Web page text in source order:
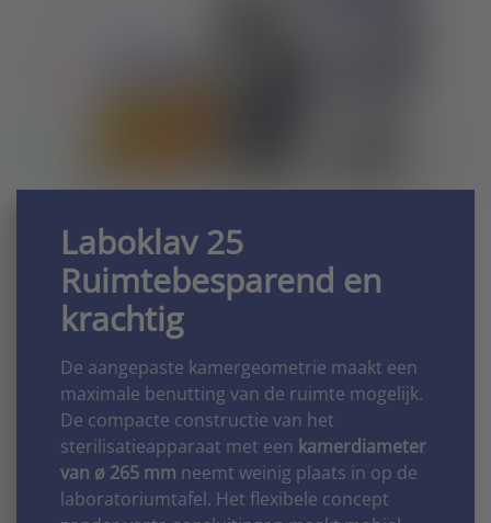
Laboklav 25
Ruimtebesparend en
krachtig
De aangepaste kamergeometrie maakt een
maximale benutting van de ruimte mogelijk.
De compacte constructie van het
sterilisatieapparaat met een kamerdiameter
van ø 265 mm neemt weinig plaats in op de
laboratoriumtafel. Het flexibele concept